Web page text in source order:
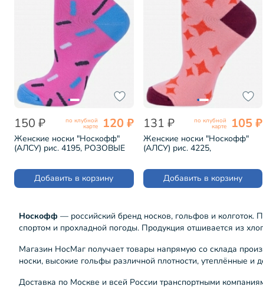
150 ₽ по клубной
карте 120 ₽
Женские носки "Носкофф"
(АЛСУ) рис. 4195, РОЗОВЫЕ
Добавить в корзину
131 ₽ по клубной
карте 105 ₽
Женские носки "Носкофф"
(АЛСУ) рис. 4225,
Добавить в корзину
Носкофф — российский бренд носков, гольфов и колготок.
спортом и прохладной погоды. Продукция отшивается из
Магазин НосМаг получает товары напрямую со склада
носки, высокие гольфы различной плотности, утеплённые и
Доставка по Москве и всей России транспортными